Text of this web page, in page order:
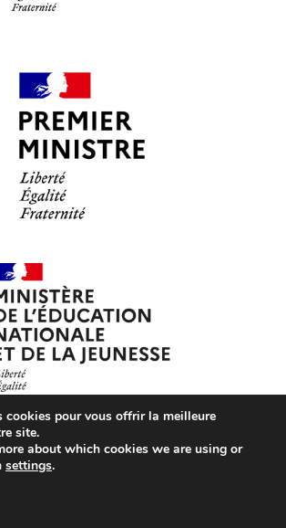
– 2026 – Tous droits réservés – CGV
légales
de l’Éducation nationale
cookies pour vous offrir la meilleure
site.
about which cookies we are using or
settings.